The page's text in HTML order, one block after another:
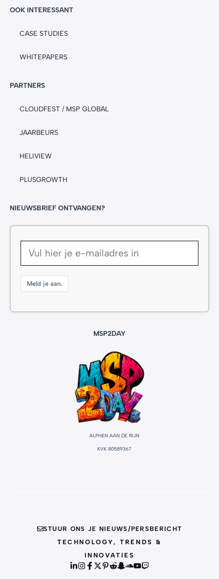
OOK INTERESSANT
CASE STUDIES
WHITEPAPERS
PARTNERS
CLOUDFEST / MSP GLOBAL
JAARBEURS
HELIVIEW
PLUSGROWTH
NIEUWSBRIEF ONTVANGEN?
Meld je aan.
MSP2DAY
ALPHEN AAN DE RIJN
KVK 80589367
STUUR ONS JE NIEUWS/PERSBERICHT
TECHNOLOGY, TRENDS &
INNOVATIES